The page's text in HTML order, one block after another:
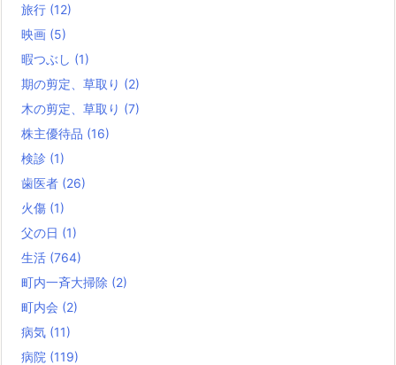
旅行 (12)
映画 (5)
暇つぶし (1)
期の剪定、草取り (2)
木の剪定、草取り (7)
株主優待品 (16)
検診 (1)
歯医者 (26)
火傷 (1)
父の日 (1)
生活 (764)
町内一斉大掃除 (2)
町内会 (2)
病気 (11)
病院 (119)